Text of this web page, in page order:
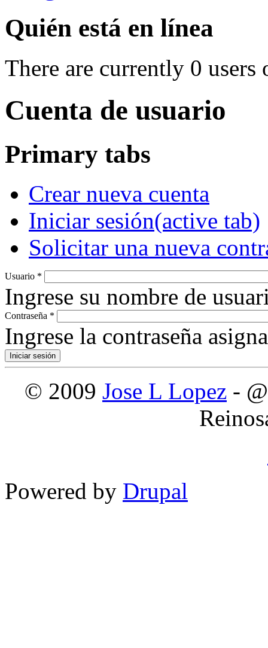
Quién está en línea
There are currently 0 users
Cuenta de usuario
Primary tabs
Crear nueva cuenta
Iniciar sesión(active tab)
Solicitar una nueva
Usuario *
Ingrese su nombre de
Contraseña *
Ingrese la contraseña
© 2009 Jose L Lopez -
Powered by Drupal